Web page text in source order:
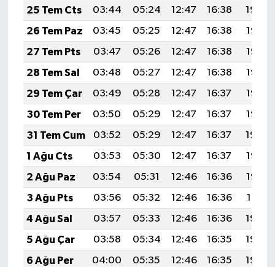
25 Tem Cts
03:44 05:24 12:47 16:38
19:59
26 Tem Paz
03:45 05:25 12:47 16:38
19:58
27 Tem Pts
03:47 05:26 12:47 16:38
19:57
28 Tem Sal
03:48 05:27 12:47 16:38
19:57
29 Tem Çar
03:49 05:28 12:47 16:37
19:56
30 Tem Per
03:50 05:29 12:47 16:37
19:55
31 Tem Cum
03:52 05:29 12:47 16:37
19:54
1 Ağu Cts
03:53 05:30 12:47 16:37
19:53
2 Ağu Paz
03:54 05:31 12:46 16:36
19:52
3 Ağu Pts
03:56 05:32 12:46 16:36
19:51
4 Ağu Sal
03:57 05:33 12:46 16:36
19:50
5 Ağu Çar
03:58 05:34 12:46 16:35
19:49
6 Ağu Per
04:00 05:35 12:46 16:35
19:48